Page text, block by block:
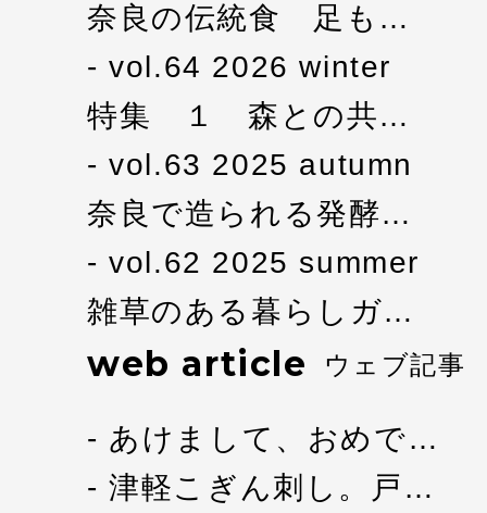
奈良の伝統食 足も…
vol.64 2026 winter
特集 １ 森との共…
vol.63 2025 autumn
奈良で造られる発酵…
vol.62 2025 summer
雑草のある暮らしガ…
web article ウェブ記事
あけまして、おめで…
津軽こぎん刺し。戸…